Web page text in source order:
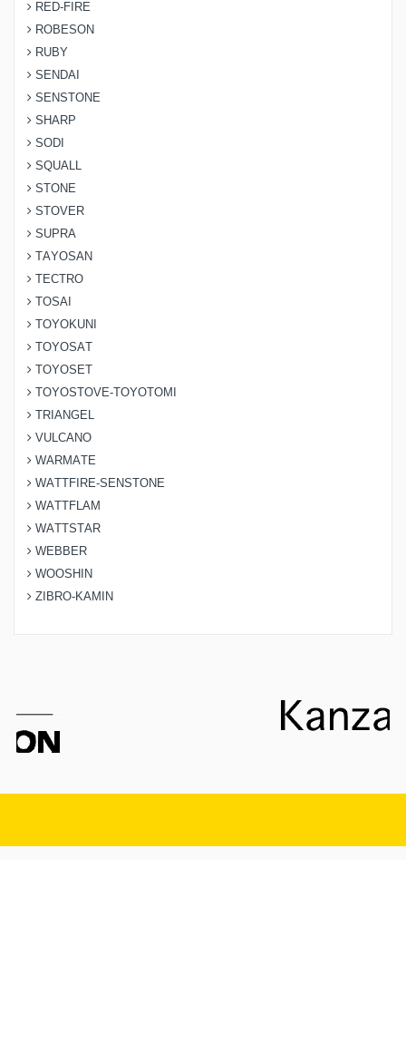
RED-FIRE
ROBESON
RUBY
SENDAI
SENSTONE
SHARP
SODI
SQUALL
STONE
STOVER
SUPRA
TAYOSAN
TECTRO
TOSAI
TOYOKUNI
TOYOSAT
TOYOSET
TOYOSTOVE-TOYOTOMI
TRIANGEL
VULCANO
WARMATE
WATTFIRE-SENSTONE
WATTFLAM
WATTSTAR
WEBBER
WOOSHIN
ZIBRO-KAMIN